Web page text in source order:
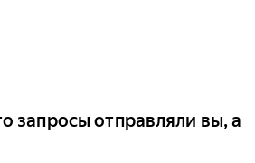
запросы отправляли вы, а